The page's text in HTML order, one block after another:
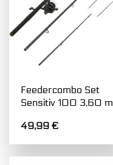
Feedercombo Set
Sensitiv 100 3,60 m
49,99€